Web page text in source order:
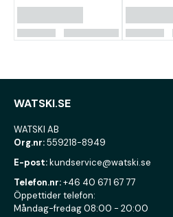
WATSKI.SE
WATSKI AB
Org.nr:559218-8949
E-post:kundservice@watski.se
Telefon.nr:+46 40 671 67 77
Öppettider telefon:
Måndag-fredag 08:00 - 20:00